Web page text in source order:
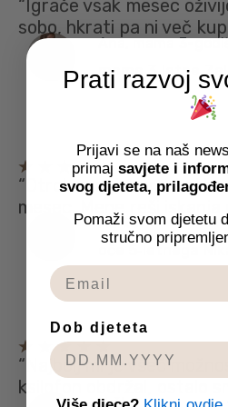
“Igrače vsak mesec
sobo, hkrati pa ni več
Ana, mama 3-
mama 3‑letne
“Otrok sam izbere, kaj
mesec. Mene reši iskanja
Marko
oče 5‑letnega Nika
“Najbolj mi je všeč
ksilofon obdržal, ostalo
Urška
Prati razvoj
Prijavi se na naš
primaj savjete i
svog djeteta,
Pomaži svom djetetu
stručno
Dob djeteta